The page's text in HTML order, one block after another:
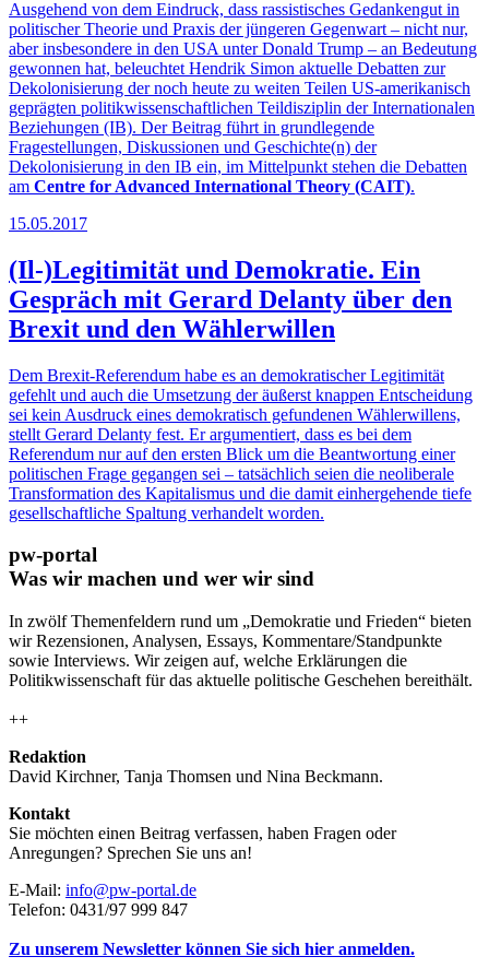
Ausgehend von dem Eindruck, dass rassistisches Gedankengut in
politischer Theorie und Praxis der jüngeren Gegenwart – nicht nur,
aber insbesondere in den USA unter Donald Trump – an Bedeutung
gewonnen hat, beleuchtet Hendrik Simon aktuelle Debatten zur
Dekolonisierung der noch heute zu weiten Teilen US-amerikanisch
geprägten politikwissenschaftlichen Teildisziplin der Internationalen
Beziehungen (IB). Der Beitrag führt in grundlegende
Fragestellungen, Diskussionen und Geschichte(n) der
Dekolonisierung in den IB ein, im Mittelpunkt stehen die Debatten
am Centre for Advanced International Theory (CAIT).
15.05.2017
(Il-)Legitimität und Demokratie. Ein
Gespräch mit Gerard Delanty über den
Brexit und den Wählerwillen
Dem Brexit-Referendum habe es an demokratischer Legitimität
gefehlt und auch die Umsetzung der äußerst knappen Entscheidung
sei kein Ausdruck eines demokratisch gefundenen Wählerwillens,
stellt Gerard Delanty fest. Er argumentiert, dass es bei dem
Referendum nur auf den ersten Blick um die Beantwortung einer
politischen Frage gegangen sei – tatsächlich seien die neoliberale
Transformation des Kapitalismus und die damit einhergehende tiefe
gesellschaftliche Spaltung verhandelt worden.
pw-portal
Was wir machen und wer wir sind
In zwölf Themenfeldern rund um „Demokratie und Frieden“ bieten
wir Rezensionen, Analysen, Essays, Kommentare/Standpunkte
sowie Interviews. Wir zeigen auf, welche Erklärungen die
Politikwissenschaft für das aktuelle politische Geschehen bereithält.
++
Redaktion
David Kirchner, Tanja Thomsen und Nina Beckmann.
Kontakt
Sie möchten einen Beitrag verfassen, haben Fragen oder
Anregungen? Sprechen Sie uns an!
E-Mail: info@pw-portal.de
Telefon: 0431/97 999 847
Zu unserem Newsletter können Sie sich hier anmelden.